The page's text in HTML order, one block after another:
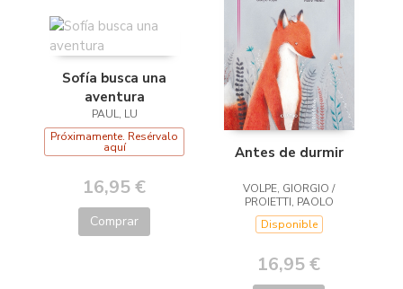
Sofía busca una
aventura
PAUL, LU
Próximamente. Resérvalo
aquí
16,95 €
Comprar
Antes de durmir
VOLPE, GIORGIO /
PROIETTI, PAOLO
Disponible
16,95 €